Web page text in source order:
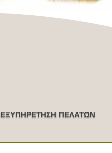
ΕΞΥΠΗΡΕΤΗΣΗ ΠΕΛΑΤΩΝ